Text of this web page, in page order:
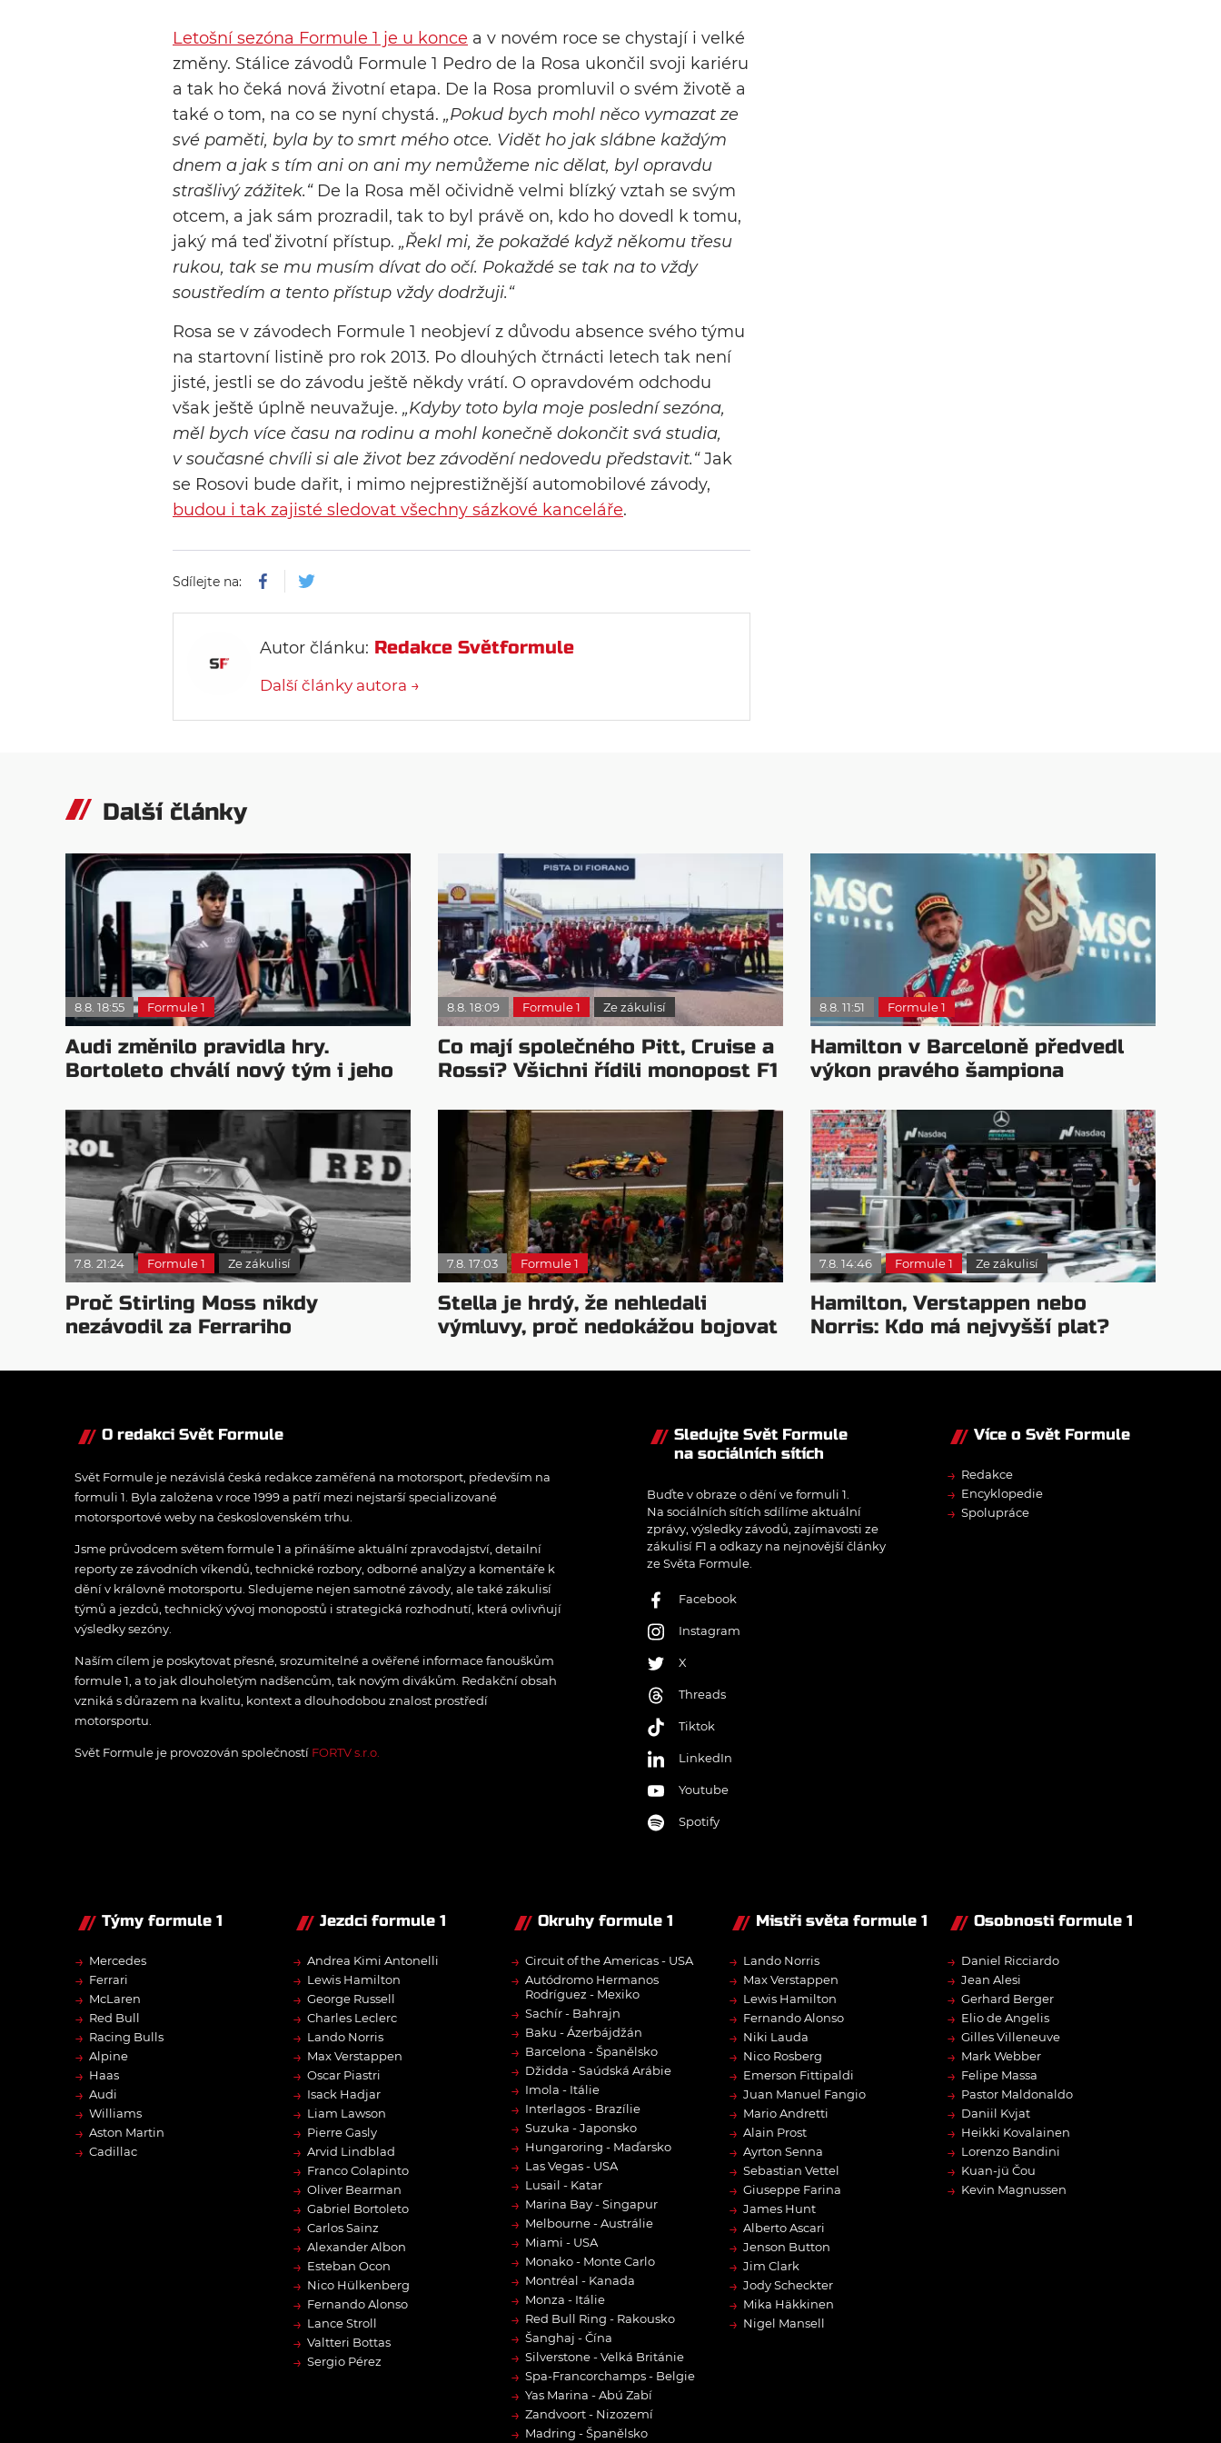
Letošní sezóna Formule 1 je u konce a v novém roce se chystají i velké
změny. Stálice závodů Formule 1 Pedro de la Rosa ukončil svoji kariéru
a tak ho čeká nová životní etapa. De la Rosa promluvil o svém životě a
také o tom, na co se nyní chystá. „Pokud bych mohl něco vymazat ze
své paměti, byla by to smrt mého otce. Vidět ho jak slábne každým
dnem a jak s tím ani on ani my nemůžeme nic dělat, byl opravdu
strašlivý zážitek.“De la Rosa měl očividně velmi blízký vztah se svým
otcem, a jak sám prozradil, tak to byl právě on, kdo ho dovedl k tomu,
jaký má teď životní přístup. „Řekl mi, že pokaždé když někomu třesu
rukou, tak se mu musím dívat do očí. Pokaždé se tak na to vždy
soustředím a tento přístup vždy dodržuji.“
Rosa se v závodech Formule 1 neobjeví z důvodu absence svého týmu
na startovní listině pro rok 2013. Po dlouhých čtrnácti letech tak není
jisté, jestli se do závodu ještě někdy vrátí. O opravdovém odchodu
však ještě úplně neuvažuje. „Kdyby toto byla moje poslední sezóna,
měl bych více času na rodinu a mohl konečně dokončit svá studia,
v současné chvíli si ale život bez závodění nedovedu představit.“Jak
se Rosovi bude dařit, i mimo nejprestižnější automobilové závody,
budou i tak zajisté sledovat všechny sázkové kanceláře.
Sdílejte na:
Autor článku: Redakce Světformule
Další články autora →
Další články
8.8. 18:55 Formule 1
Audi změnilo pravidla hry.
Bortoleto chválí nový tým i jeho
8.8. 18:09 Formule 1 Ze zákulisí
Co mají společného Pitt, Cruise a
Rossi? Všichni řídili monopost F1
8.8. 11:51 Formule 1
Hamilton v Barceloně předvedl
výkon pravého šampiona
7.8. 21:24 Formule 1 Ze zákulisí
Proč Stirling Moss nikdy
nezávodil za Ferrariho
7.8. 17:03 Formule 1
Stella je hrdý, že nehledali
výmluvy, proč nedokážou bojovat
7.8. 14:46 Formule 1 Ze zákulisí
Hamilton, Verstappen nebo
Norris: Kdo má nejvyšší plat?
O redakci Svět Formule
Svět Formule je nezávislá česká redakce zaměřená na motorsport, především na
formuli 1. Byla založena v roce 1999 a patří mezi nejstarší specializované
motorsportové weby na československém trhu.
Jsme průvodcem světem formule 1 a přinášíme aktuální zpravodajství, detailní
reporty ze závodních víkendů, technické rozbory, odborné analýzy a komentáře k
dění v královně motorsportu. Sledujeme nejen samotné závody, ale také zákulisí
týmů a jezdců, technický vývoj monopostů i strategická rozhodnutí, která ovlivňují
výsledky sezóny.
Naším cílem je poskytovat přesné, srozumitelné a ověřené informace fanouškům
formule 1, a to jak dlouholetým nadšencům, tak novým divákům. Redakční obsah
vzniká s důrazem na kvalitu, kontext a dlouhodobou znalost prostředí
motorsportu.
Svět Formule je provozován společností FORTV s.r.o.
Sledujte Svět Formule
na sociálních sítích
Buďte v obraze o dění ve formuli 1.
Na sociálních sítích sdílíme aktuální
zprávy, výsledky závodů, zajímavosti ze
zákulisí F1 a odkazy na nejnovější články
ze Světa Formule.
Facebook
Instagram
X
Threads
Tiktok
LinkedIn
Youtube
Spotify
Více o Svět Formule
→ Redakce
→ Encyklopedie
→ Spolupráce
Týmy formule 1
→ Mercedes
→ Ferrari
→ McLaren
→ Red Bull
→ Racing Bulls
→ Alpine
→ Haas
→ Audi
→ Williams
→ Aston Martin
→ Cadillac
Jezdci formule 1
→ Andrea Kimi Antonelli
→ Lewis Hamilton
→ George Russell
→ Charles Leclerc
→ Lando Norris
→ Max Verstappen
→ Oscar Piastri
→ Isack Hadjar
→ Liam Lawson
→ Pierre Gasly
→ Arvid Lindblad
→ Franco Colapinto
→ Oliver Bearman
→ Gabriel Bortoleto
→ Carlos Sainz
→ Alexander Albon
→ Esteban Ocon
→ Nico Hülkenberg
→ Fernando Alonso
→ Lance Stroll
→ Valtteri Bottas
→ Sergio Pérez
Okruhy formule 1
→ Circuit of the Americas - USA
→ Autódromo Hermanos
Rodríguez - Mexiko
→ Sachír - Bahrajn
→ Baku - Ázerbájdžán
→ Barcelona - Španělsko
→ Džidda - Saúdská Arábie
→ Imola - Itálie
→ Interlagos - Brazílie
→ Suzuka - Japonsko
→ Hungaroring - Maďarsko
→ Las Vegas - USA
→ Lusail - Katar
→ Marina Bay - Singapur
→ Melbourne - Austrálie
→ Miami - USA
→ Monako - Monte Carlo
→ Montréal - Kanada
→ Monza - Itálie
→ Red Bull Ring - Rakousko
→ Šanghaj - Čína
→ Silverstone - Velká Británie
→ Spa-Francorchamps - Belgie
→ Yas Marina - Abú Zabí
→ Zandvoort - Nizozemí
→ Madring - Španělsko
Mistři světa formule 1
→ Lando Norris
→ Max Verstappen
→ Lewis Hamilton
→ Fernando Alonso
→ Niki Lauda
→ Nico Rosberg
→ Emerson Fittipaldi
→ Juan Manuel Fangio
→ Mario Andretti
→ Alain Prost
→ Ayrton Senna
→ Sebastian Vettel
→ Giuseppe Farina
→ James Hunt
→ Alberto Ascari
→ Jenson Button
→ Jim Clark
→ Jody Scheckter
→ Mika Häkkinen
→ Nigel Mansell
Osobnosti formule 1
→ Daniel Ricciardo
→ Jean Alesi
→ Gerhard Berger
→ Elio de Angelis
→ Gilles Villeneuve
→ Mark Webber
→ Felipe Massa
→ Pastor Maldonaldo
→ Daniil Kvjat
→ Heikki Kovalainen
→ Lorenzo Bandini
→ Kuan-jü Čou
→ Kevin Magnussen